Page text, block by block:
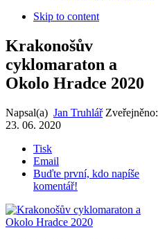
Skip to content
Krakonošův
cyklomaraton a
Okolo Hradce 2020
Napsal(a) Jan Truhlář Zveřejněno:
23. 06. 2020
Tisk
Email
Buďte první, kdo napíše
komentář!